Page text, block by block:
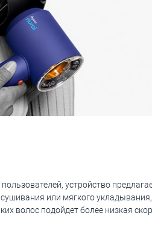
устройство
или мягкого
волос подойдет более низкая